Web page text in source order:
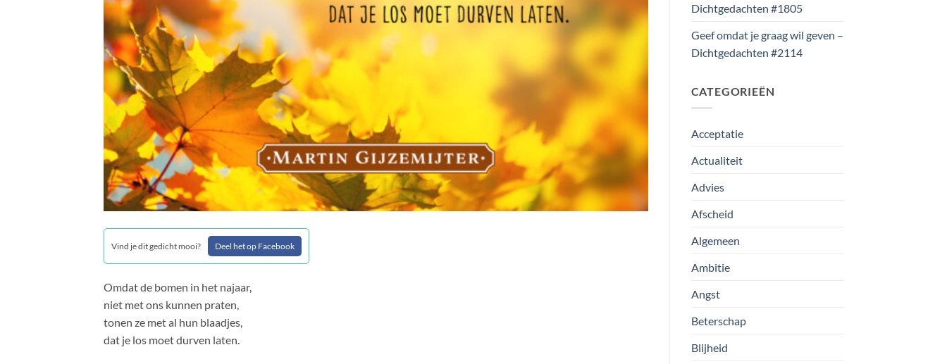
Vind je dit gedicht mooi? Deel het op Facebook
Omdat de bomen in het najaar,
niet met ons kunnen praten,
tonen ze met al hun blaadjes,
dat je los moet durven laten.
Dichtgedachten #1805
Geef omdat je graag wil geven –
Dichtgedachten #2114
CATEGORIEËN
Acceptatie
Actualiteit
Advies
Afscheid
Algemeen
Ambitie
Angst
Beterschap
Blijheid